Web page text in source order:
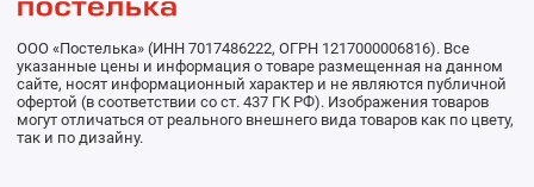
ООО «Постелька» (ИНН 7017486222, ОГРН 1217000006816). Все
указанные цены и информация о товаре размещенная на данном
сайте, носят информационный характер и не являются публичной
офертой (в соответствии со ст. 437 ГК РФ). Изображения товаров
могут отличаться от реального внешнего вида товаров как по цвету,
так и по дизайну.